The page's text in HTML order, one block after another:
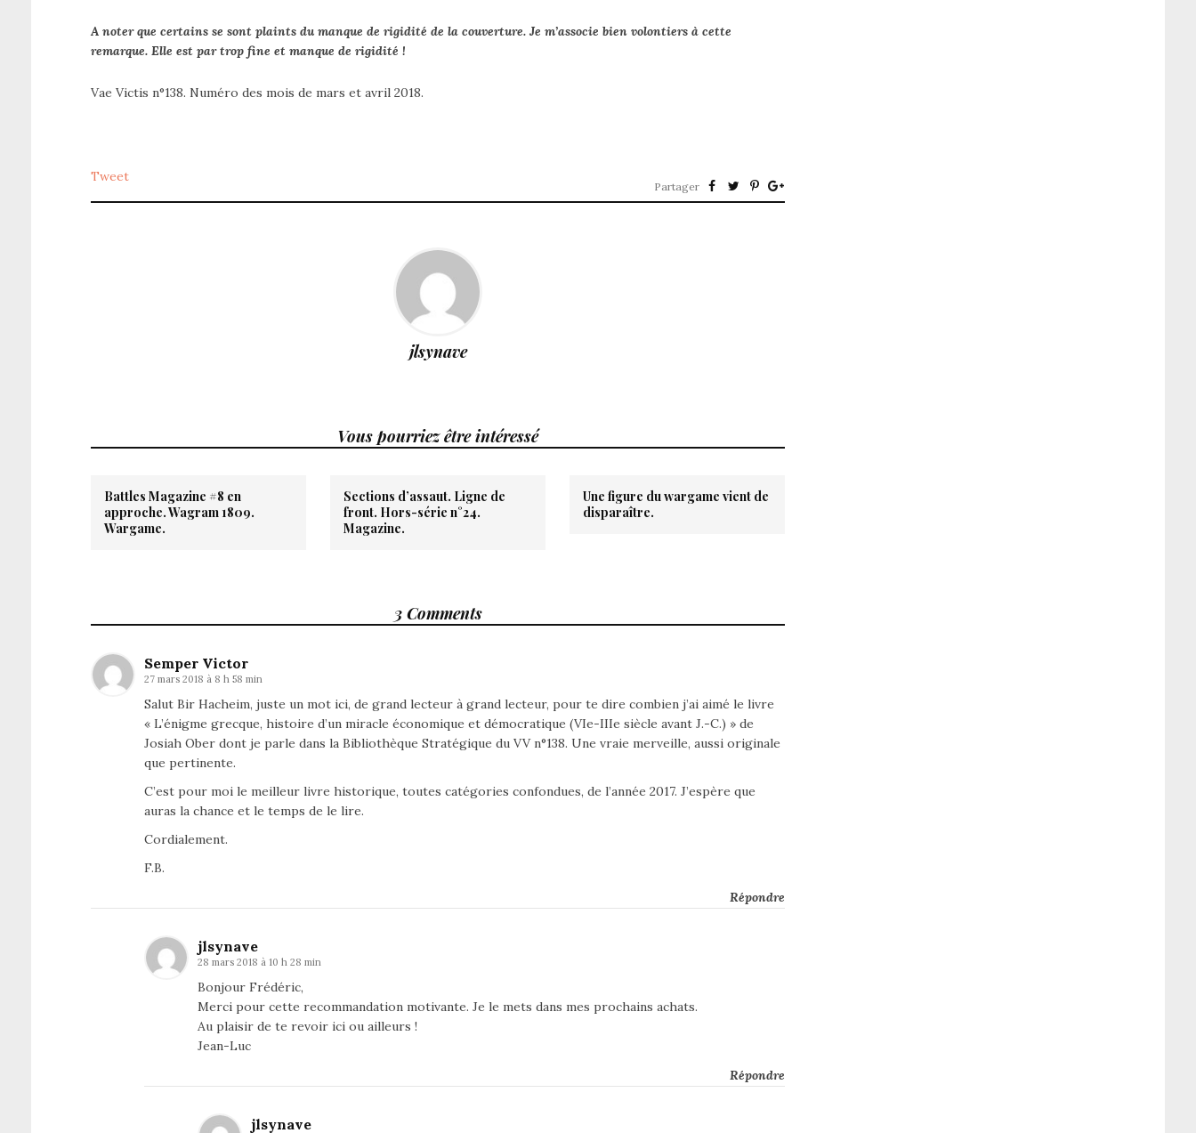
A noter que certains se sont plaints du manque de rigidité de la couverture. Je m’associe bien volontiers à cette
remarque. Elle est par trop fine et manque de rigidité !
Vae Victis n°138. Numéro des mois de mars et avril 2018.
Tweet
Partager
jlsynave
Vous pourriez être intéressé
Battles Magazine #8 en
approche. Wagram 1809.
Wargame.
Sections d’assaut. Ligne de
front. Hors-série n°24.
Magazine.
Une figure du wargame vient de
disparaître.
3 Comments
Semper Victor
27 mars 2018 à 8 h 58 min
Salut Bir Hacheim, juste un mot ici, de grand lecteur à grand lecteur, pour te dire combien j’ai aimé le livre
« L’énigme grecque, histoire d’un miracle économique et démocratique (VIe-IIIe siècle avant J.-C.) » de
Josiah Ober dont je parle dans la Bibliothèque Stratégique du VV n°138. Une vraie merveille, aussi originale
que pertinente.
C’est pour moi le meilleur livre historique, toutes catégories confondues, de l’année 2017. J’espère que
auras la chance et le temps de le lire.
Cordialement.
F.B.
Répondre
jlsynave
28 mars 2018 à 10 h 28 min
Bonjour Frédéric,
Merci pour cette recommandation motivante. Je le mets dans mes prochains achats.
Au plaisir de te revoir ici ou ailleurs !
Jean-Luc
Répondre
jlsynave